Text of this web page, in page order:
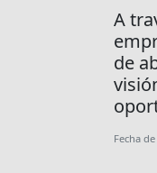
A
de
Fecha